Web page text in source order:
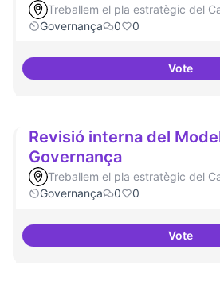
Treballem el pla estratègic del
Governança
0 0
Vote
Revisió interna del
Governança
Treballem el pla estratègic del
Governança
0 0
Vote